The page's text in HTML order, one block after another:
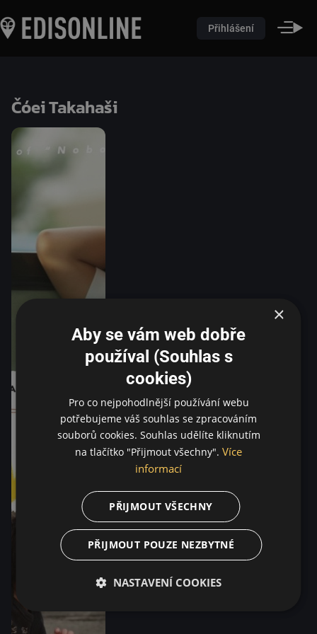
Přihlášení
Čóei Takahaši
×
Aby se vám web dobře
používal (Souhlas s
cookies)
Pro co nejpohodlnější používání webu
potřebujeme váš souhlas se zpracováním
souborů cookies. Souhlas udělíte kliknutím
na tlačítko "Přijmout všechny". Více
informací
PŘIJMOUT VŠECHNY
PŘIJMOUT POUZE NEZBYTNÉ
NASTAVENÍ COOKIES